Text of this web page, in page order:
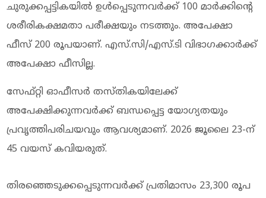
ചുരുക്കപ്പട്ടികയിൽ ഉൾപ്പെടുന്നവർക്ക് 100 മാർക്കിന്റെ
ശരീരികക്ഷമതാ പരീക്ഷയും നടത്തും. അപേക്ഷാ
ഫീസ് 200 രൂപയാണ്. എസ്.സി/എസ്.ടി വിഭാഗക്കാർക്ക്
അപേക്ഷാ ഫീസില്ല.
സേഫ്റ്റി ഓഫീസർ തസ്തികയിലേക്ക്
അപേക്ഷിക്കുന്നവർക്ക് ബന്ധപ്പെട്ട യോഗ്യതയും
പ്രവൃത്തിപരിചയവും ആവശ്യമാണ്. 2026 ജൂലൈ 23-ന്
45 വയസ് കവിയരുത്.
തിരഞ്ഞെടുക്കപ്പെടുന്നവർക്ക് പ്രതിമാസം 23,300 രൂപ